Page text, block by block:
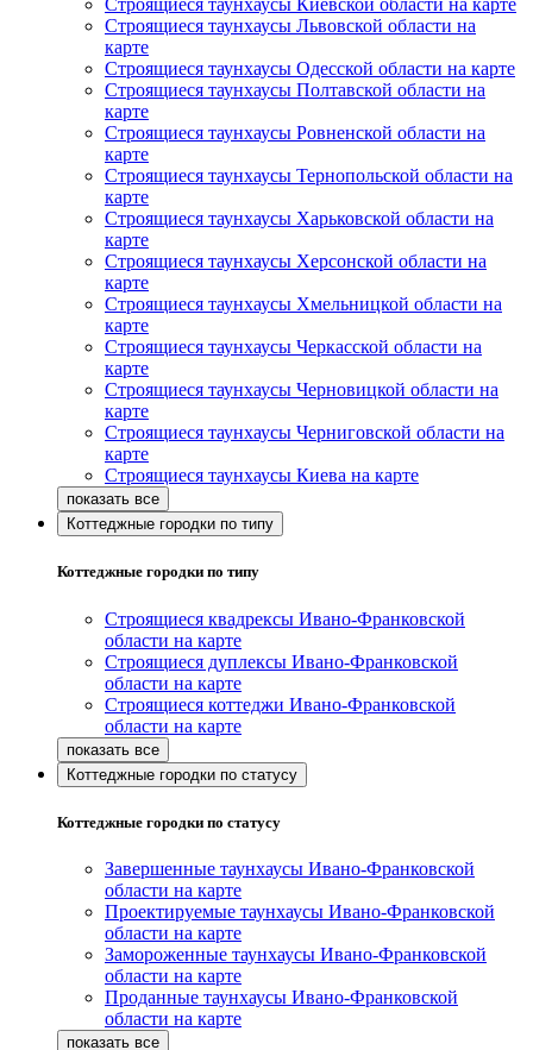
Строящиеся таунхаусы Киевской области на карте
Строящиеся таунхаусы Львовской области на
карте
Строящиеся таунхаусы Одесской области на карте
Строящиеся таунхаусы Полтавской области на
карте
Строящиеся таунхаусы Ровненской области на
карте
Строящиеся таунхаусы Тернопольской области на
карте
Строящиеся таунхаусы Харьковской области на
карте
Строящиеся таунхаусы Херсонской области на
карте
Строящиеся таунхаусы Хмельницкой области на
карте
Строящиеся таунхаусы Черкасской области на
карте
Строящиеся таунхаусы Черновицкой области на
карте
Строящиеся таунхаусы Черниговской области на
карте
Строящиеся таунхаусы Киева на карте
Коттеджные городки по типу
Коттеджные городки по типу
Строящиеся квадрексы Ивано-Франковской
области на карте
Строящиеся дуплексы Ивано-Франковской
области на карте
Строящиеся коттеджи Ивано-Франковской
области на карте
Коттеджные городки по статусу
Коттеджные городки по статусу
Завершенные таунхаусы Ивано-Франковской
области на карте
Проектируемые таунхаусы Ивано-Франковской
области на карте
Замороженные таунхаусы Ивано-Франковской
области на карте
Проданные таунхаусы Ивано-Франковской
области на карте